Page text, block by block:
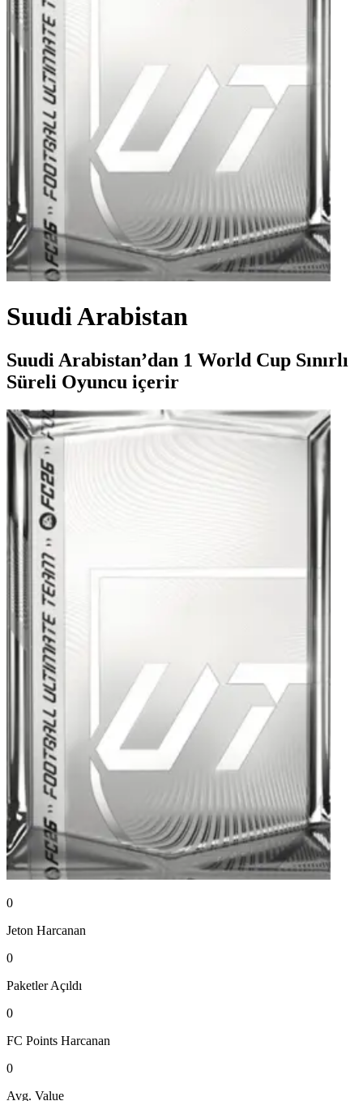
Suudi Arabistan
Suudi Arabistan’dan 1 World Cup Sınırlı
Süreli Oyuncu içerir
0
Jeton Harcanan
0
Paketler Açıldı
0
FC Points Harcanan
0
Avg. Value